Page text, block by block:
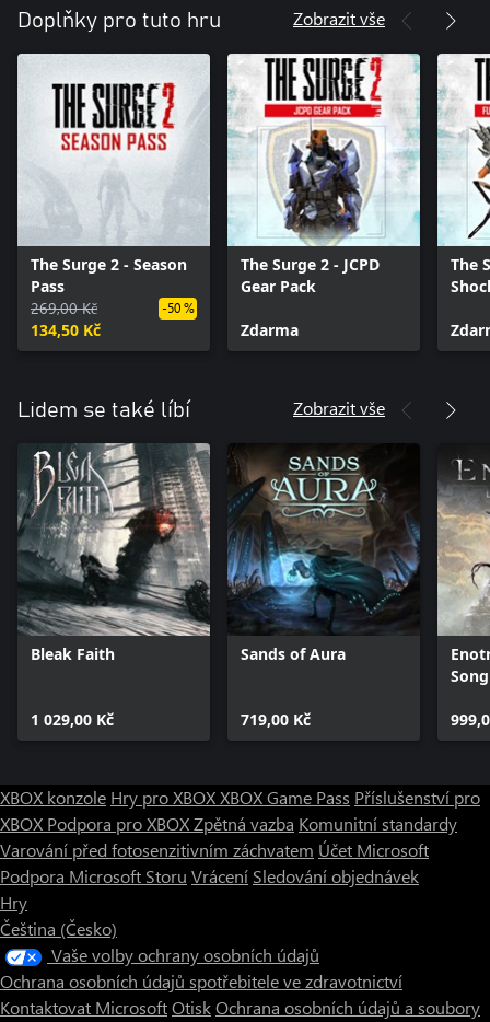
Doplňky pro tuto hru Zobrazit vše
The Surge 2 - Season
Pass
269,00 Kč
134,50 Kč
-50 %
The Surge 2 - JCPD
Gear Pack
Zdarma
The
Lidem se také líbí Zobrazit vše
Bleak Faith
1 029,00 Kč
Sands of Aura
719,00 Kč
Song
XBOX konzole Hry pro XBOXXBOX Game Pass Příslušenství pro
XBOX Podpora pro XBOXZpětná vazba Komunitní standardy
Varování před fotosenzitivním záchvatem Účet Microsoft
Podpora Microsoft Storu Vrácení Sledování objednávek
Hry
Čeština (Česko)
Vaše volby ochrany osobních údajů
Ochrana osobních údajů spotřebitele ve zdravotnictví
Kontaktovat MicrosoftOtiskOchrana osobních údajů a soubory